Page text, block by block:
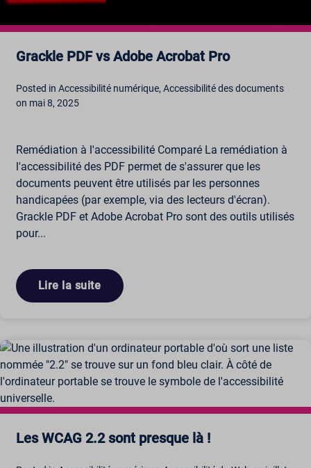
Grackle PDF vs Adobe Acrobat Pro
Posted in Accessibilité numérique, Accessibilité des documents
on mai 8, 2025
Remédiation à l'accessibilité Comparé La remédiation à
l'accessibilité des PDF permet de s'assurer que les
documents peuvent être utilisés par les personnes
handicapées (par exemple, via des lecteurs d'écran).
Grackle PDF et Adobe Acrobat Pro sont des outils utilisés
pour...
Lire la suite
Les WCAG 2.2 sont presque là !